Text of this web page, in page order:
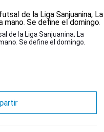
de la Liga Sanjuanina, La
Se define el domingo.